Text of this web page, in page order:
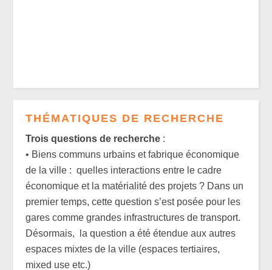
THÉMATIQUES DE RECHERCHE
Trois questions de recherche :
• Biens communs urbains et fabrique économique
de la ville : quelles interactions entre le cadre
économique et la matérialité des projets ? Dans un
premier temps, cette question s’est posée pour les
gares comme grandes infrastructures de transport.
Désormais, la question a été étendue aux autres
espaces mixtes de la ville (espaces tertiaires,
mixed use etc.)